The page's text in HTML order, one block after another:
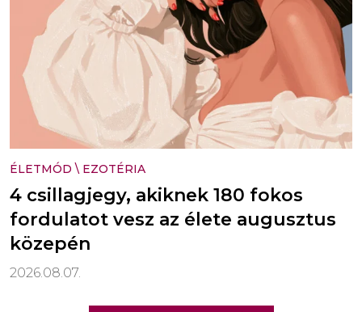
ÉLETMÓD \ EZOTÉRIA
4 csillagjegy, akiknek 180 fokos
fordulatot vesz az élete augusztus
közepén
2026.08.07.